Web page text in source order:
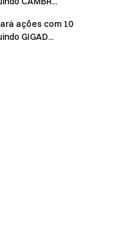
100%
ações com 10
GIGAD...